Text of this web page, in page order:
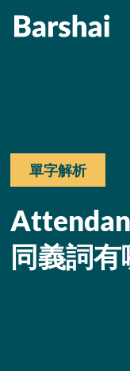
單字解析
同義詞有